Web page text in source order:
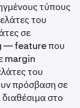
τύπους
του
σε
— feature που
margin
του
πρόσβαση σε
στο